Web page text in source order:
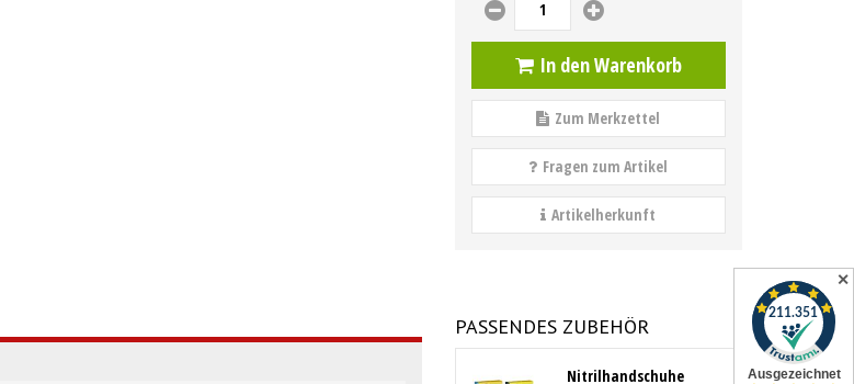
✕
In den Warenkorb
Zum Merkzettel
Fragen zum Artikel
Artikelherkunft
PASSENDES ZUBEHÖR
Nitrilhandschuhe